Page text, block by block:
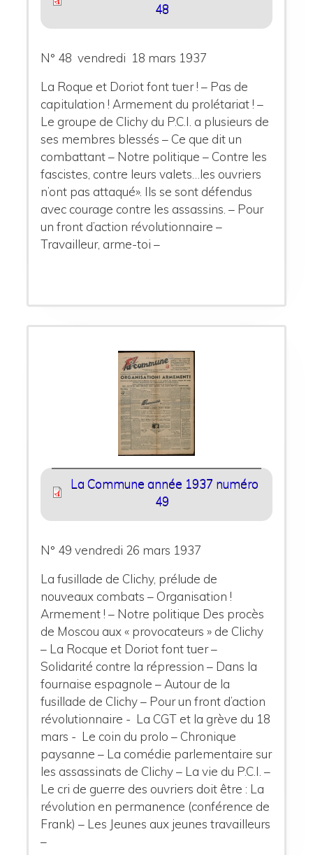
48
N° 48 vendredi 18 mars 1937
La Roque et Doriot font tuer ! – Pas de
capitulation ! Armement du prolétariat! –
Le groupe de Clichy du P.C.I a plusieurs de
ses membres blessés – Ce que dit un
combattant – Notre politique – Contre les
fascistes, contre leurs valets…les ouvriers
n’ont pas attaqué». Ils se sont défendus
avec courage contre les assassins. – Pour
un front d’action révolutionnaire –
Travailleur, arme-toi –
La Commune année 1937 numéro
49
N° 49 vendredi 26 mars 1937
La fusillade de Clichy, prélude de
nouveaux combats – Organisation !
Armement ! – Notre politique Des procès
de Moscou aux « provocateurs » de Clichy
– La Rocque et Doriot font tuer –
Solidarité contre la répression – Dans la
fournaise espagnole – Autour de la
fusillade de Clichy – Pour un front d’action
révolutionnaire - La CGT et la grève du 18
mars - Le coin du prolo – Chronique
paysanne – La comédie parlementaire sur
les assassinats de Clichy – La vie du P.C.I. –
Le cri de guerre des ouvriers doit être : La
révolution en permanence (conférence de
Frank) – Les Jeunes aux jeunes travailleurs
–